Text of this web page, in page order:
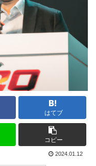
はてブ
コピー
2024.01.12